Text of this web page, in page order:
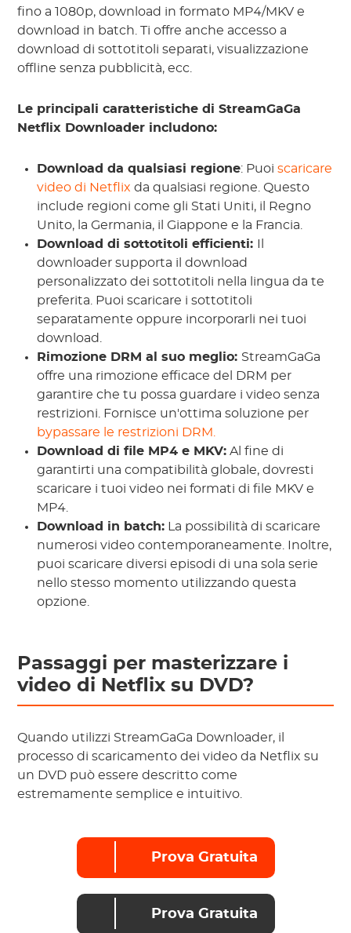
fino a 1080p, download in formato MP4/MKV e
download in batch. Ti offre anche accesso a
download di sottotitoli separati, visualizzazione
offline senza pubblicità, ecc.
Le principali caratteristiche di StreamGaGa
Netflix Downloader includono:
Download da qualsiasi regione: Puoiscaricare
video di Netflix da qualsiasi regione. Questo
include regioni come gli Stati Uniti, il Regno
Unito, la Germania, il Giappone e la Francia.
Download di sottotitoli efficienti:
downloader supporta il download
personalizzato dei sottotitoli nella lingua da te
preferita. Puoi scaricare i sottotitoli
separatamente oppure incorporarli nei tuoi
download.
Rimozione DRM al suo meglio: StreamGaGa
offre una rimozione efficace del DRM per
garantire che tu possa guardare i video senza
restrizioni. Fornisce un'ottima soluzione per
bypassare le restrizioni DRM.
Download di file MP4 e MKV: Al fine di
garantirti una compatibilità globale, dovresti
scaricare i tuoi video nei formati di file MKV e
MP4.
Download in batch: La possibilità di scaricare
numerosi video contemporaneamente. Inoltre,
puoi scaricare diversi episodi di una sola serie
nello stesso momento utilizzando questa
opzione.
Passaggi per masterizzare i
video di Netflix su DVD?
Quando utilizzi StreamGaGa Downloader, il
processo di scaricamento dei video da Netflix su
un DVD può essere descritto come
estremamente semplice e intuitivo.
Prova Gratuita
Prova Gratuita